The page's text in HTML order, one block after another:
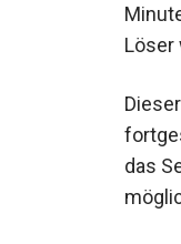
Löser
das